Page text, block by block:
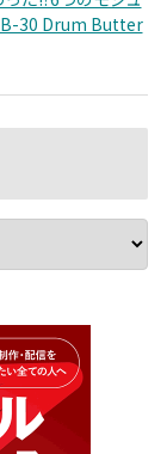
30 Drum Butter